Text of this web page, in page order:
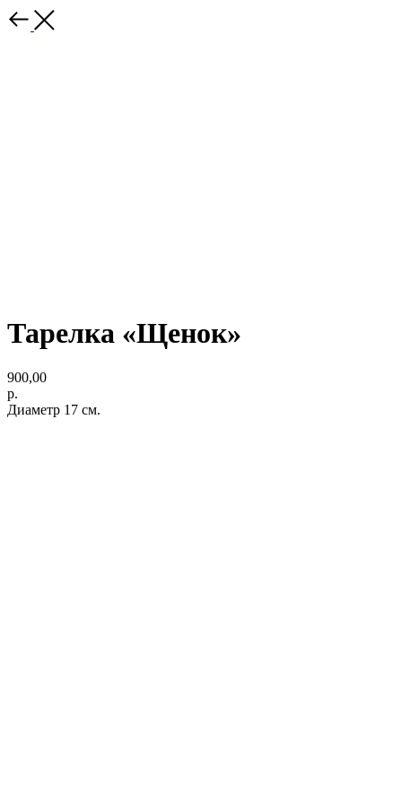
Тарелка «Щенок»
900,00
р.
Диаметр 17 см.